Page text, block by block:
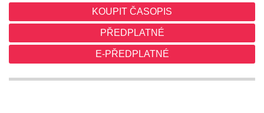
KOUPIT ČASOPIS
PŘEDPLATNÉ
E-PŘEDPLATNÉ